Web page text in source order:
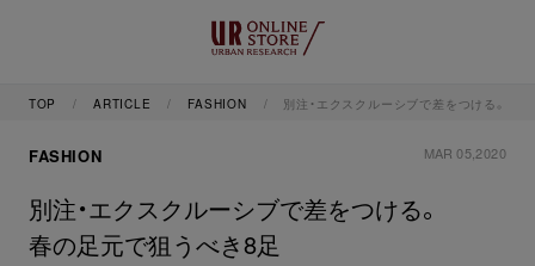
TOP ARTICLE FASHION 別注・エクスクルーシブで差をつける。春
FASHION MAR 05,2020
別注・エクスクルーシブで差をつける。
春の足元で狙うべき8足